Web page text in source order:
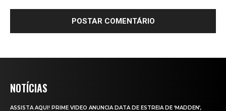
NOTÍCIAS
ASSISTA AQUI! PRIME VIDEO ANUNCIA DATA DE ESTREIA DE ‘MADDEN’,